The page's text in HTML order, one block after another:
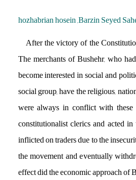
hozhabrian hosein ,Barzin Seyed
After the victory of the
The merchants of Bushehr, who
become interested in social and
social group, have the religious,
were always in conflict with
constitutionalist clerics and acted
inflicted on traders due to the
the movement and eventually
effect did the economic approach of